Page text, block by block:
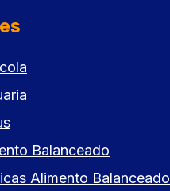
Balanceado
Alimento Balanceado